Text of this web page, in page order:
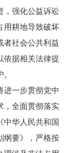
强化公益诉讼
用耕地导致破坏
者社会公共利益
依据相关法律提
一步贯彻党中
，全面贯彻落实
中华人民共和国
纲要》，严格按